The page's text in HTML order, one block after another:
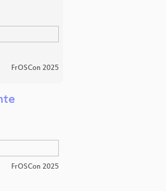
FrOSCon 2025
FrOSCon 2025